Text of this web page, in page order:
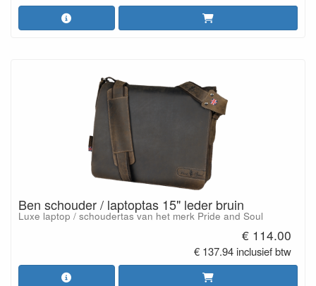
Ben schouder / laptoptas 15" leder bruin
Luxe laptop / schoudertas van het merk Pride and Soul
€ 114.00
€ 137.94 inclusief btw